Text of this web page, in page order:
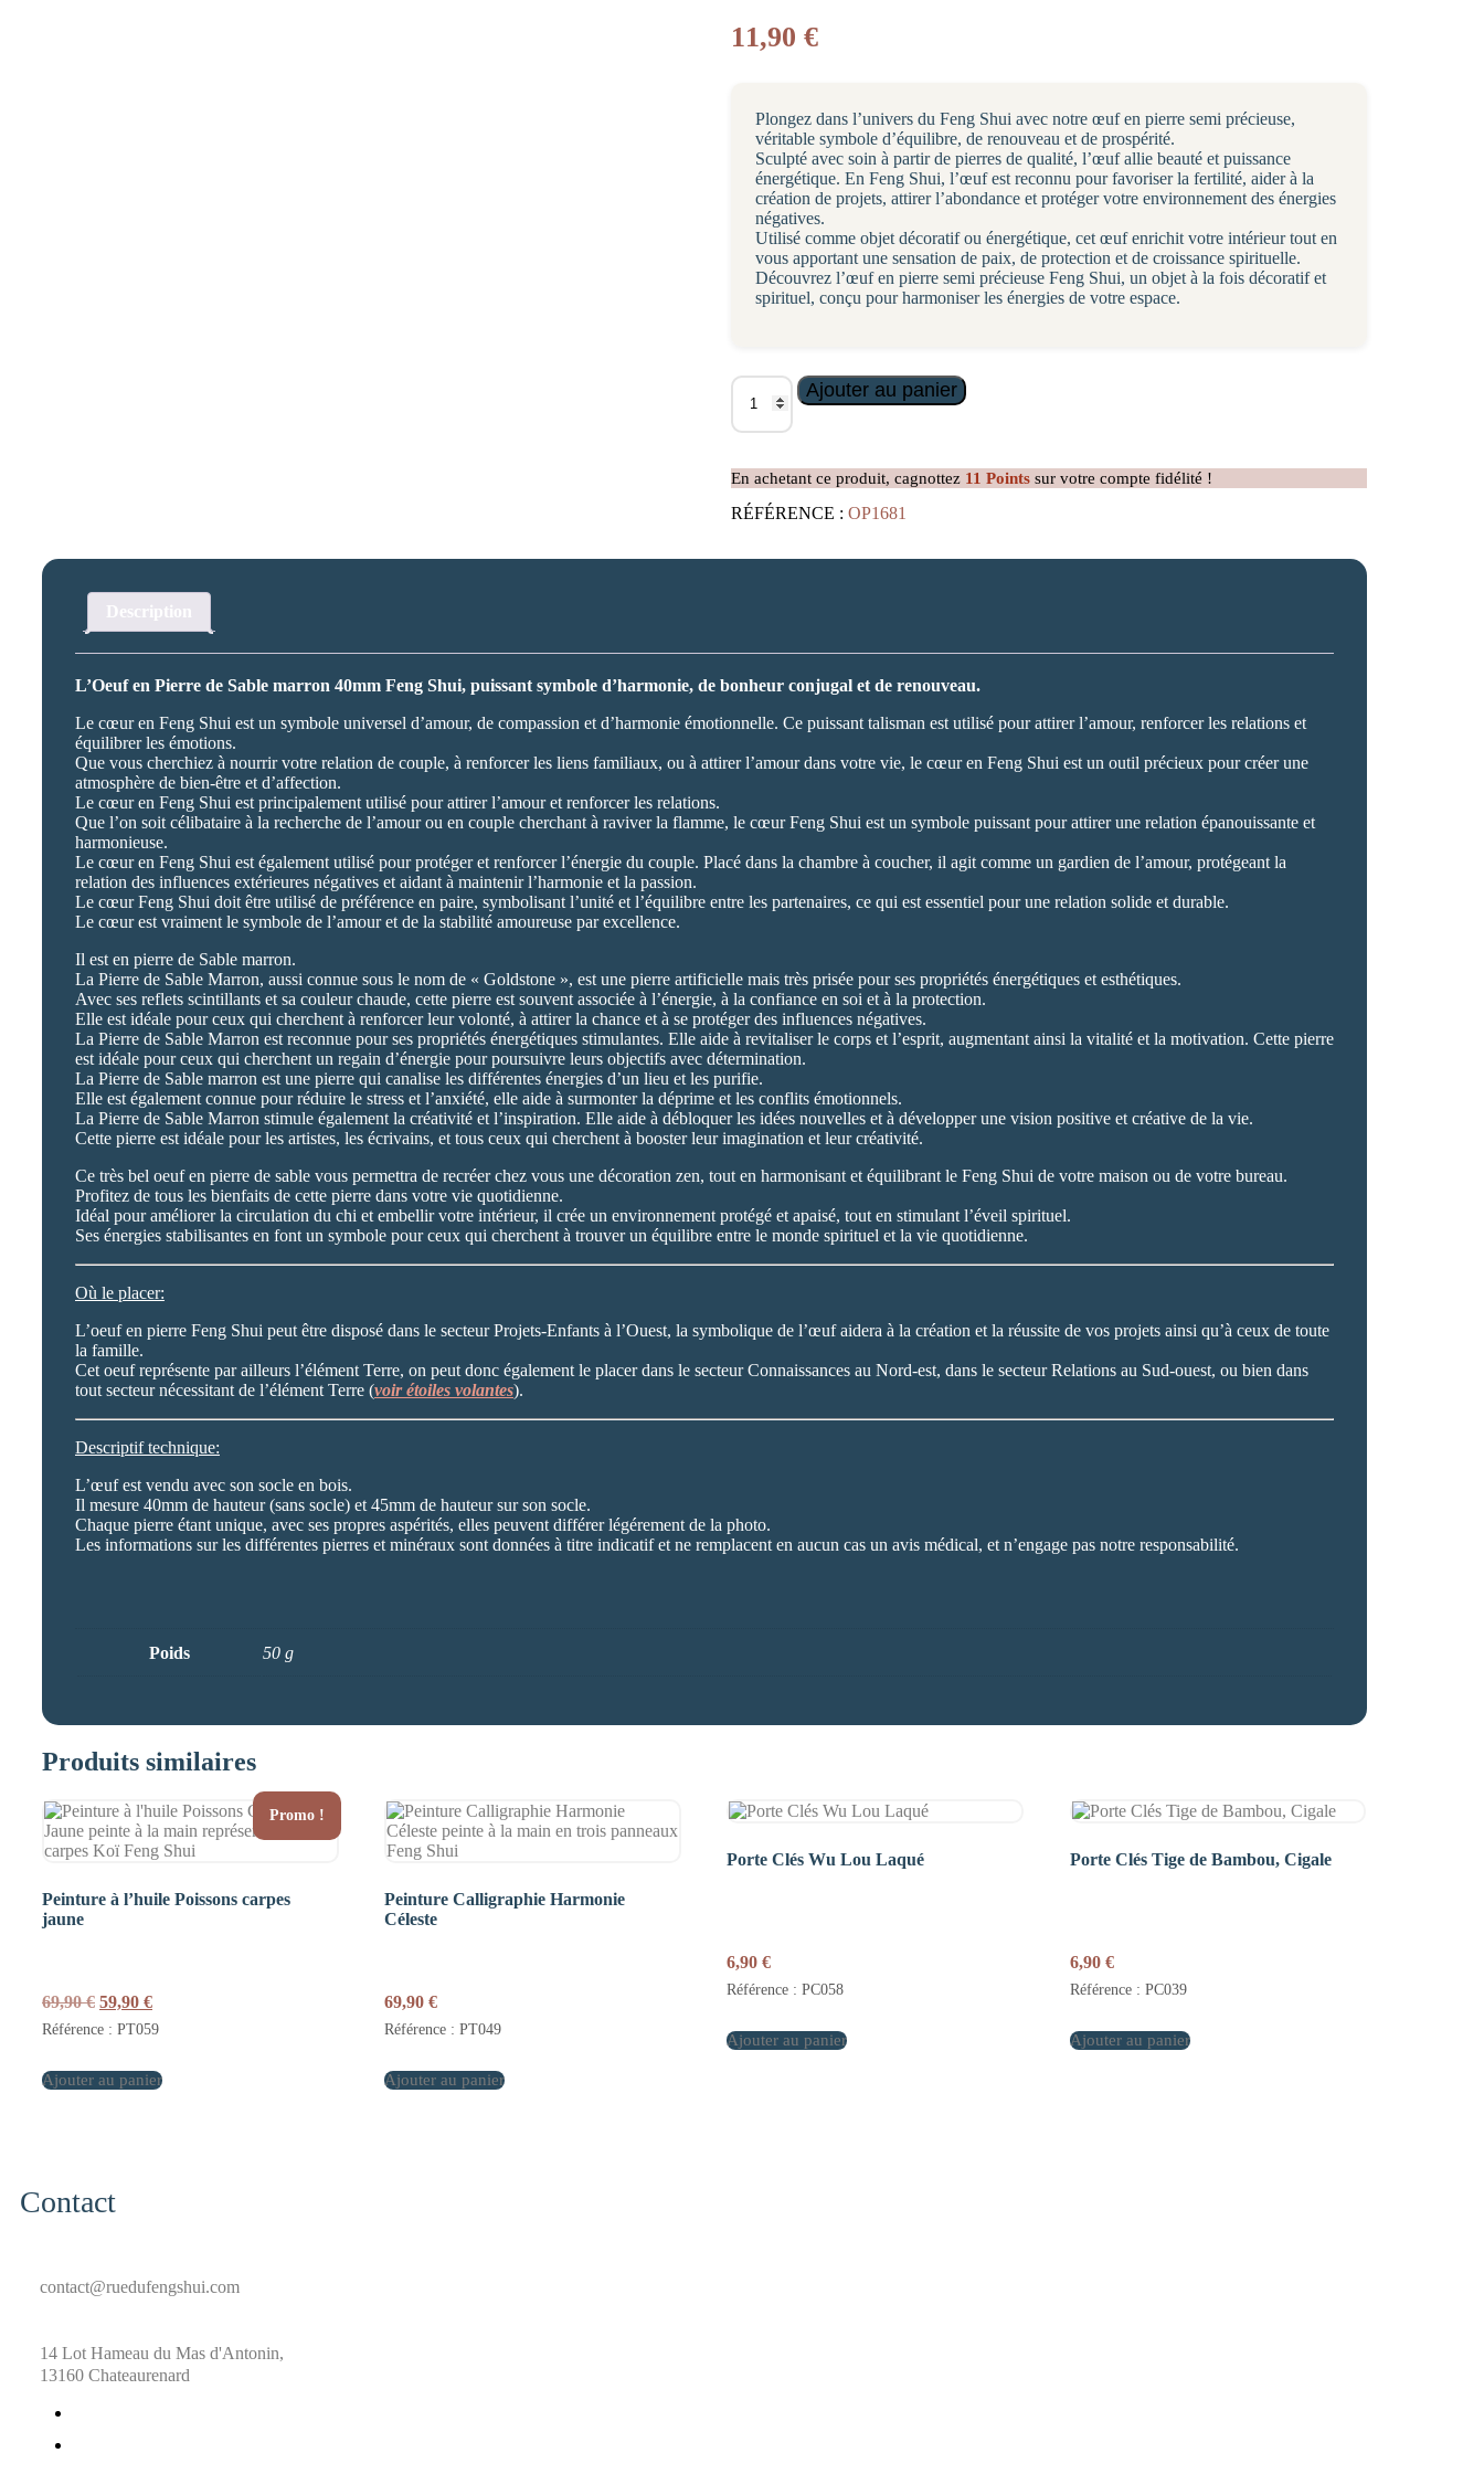
11,90 €
Plongez dans l’univers du Feng Shui avec notre œuf en pierre semi précieuse,
véritable symbole d’équilibre, de renouveau et de prospérité.
Sculpté avec soin à partir de pierres de qualité, l’œuf allie beauté et puissance
énergétique. En Feng Shui, l’œuf est reconnu pour favoriser la fertilité, aider à la
création de projets, attirer l’abondance et protéger votre environnement des énergies
négatives.
Utilisé comme objet décoratif ou énergétique, cet œuf enrichit votre intérieur tout en
vous apportant une sensation de paix, de protection et de croissance spirituelle.
Découvrez l’œuf en pierre semi précieuse Feng Shui, un objet à la fois décoratif et
spirituel, conçu pour harmoniser les énergies de votre espace.
quantité
Oeuf
de
Sable
marron
Ajouter au panier
En achetant ce produit, cagnottez 11 Points sur votre compte fidélité !
RÉFÉRENCE : OP1681
Description
L’Oeuf en Pierre de Sable marron 40mm Feng Shui, puissant symbole d’harmonie, de bonheur conjugal et de renouveau.
Le cœur en Feng Shui est un symbole universel d’amour, de compassion et d’harmonie émotionnelle. Ce puissant talisman est utilisé pour attirer l’amour, renforcer les relations et
équilibrer les émotions.
Que vous cherchiez à nourrir votre relation de couple, à renforcer les liens familiaux, ou à attirer l’amour dans votre vie, le cœur en Feng Shui est un outil précieux pour créer une
atmosphère de bien-être et d’affection.
Le cœur en Feng Shui est principalement utilisé pour attirer l’amour et renforcer les relations.
Que l’on soit célibataire à la recherche de l’amour ou en couple cherchant à raviver la flamme, le cœur Feng Shui est un symbole puissant pour attirer une relation épanouissante et
harmonieuse.
Le cœur en Feng Shui est également utilisé pour protéger et renforcer l’énergie du couple. Placé dans la chambre à coucher, il agit comme un gardien de l’amour, protégeant la
relation des influences extérieures négatives et aidant à maintenir l’harmonie et la passion.
Le cœur Feng Shui doit être utilisé de préférence en paire, symbolisant l’unité et l’équilibre entre les partenaires, ce qui est essentiel pour une relation solide et durable.
Le cœur est vraiment le symbole de l’amour et de la stabilité amoureuse par excellence.
Il est en pierre de Sable marron.
La Pierre de Sable Marron, aussi connue sous le nom de « Goldstone », est une pierre artificielle mais très prisée pour ses propriétés énergétiques et esthétiques.
Avec ses reflets scintillants et sa couleur chaude, cette pierre est souvent associée à l’énergie, à la confiance en soi et à la protection.
Elle est idéale pour ceux qui cherchent à renforcer leur volonté, à attirer la chance et à se protéger des influences négatives.
La Pierre de Sable Marron est reconnue pour ses propriétés énergétiques stimulantes. Elle aide à revitaliser le corps et l’esprit, augmentant ainsi la vitalité et la motivation. Cette pierre
est idéale pour ceux qui cherchent un regain d’énergie pour poursuivre leurs objectifs avec détermination.
La Pierre de Sable marron est une pierre qui canalise les différentes énergies d’un lieu et les purifie.
Elle est également connue pour réduire le stress et l’anxiété, elle aide à surmonter la déprime et les conflits émotionnels.
La Pierre de Sable Marron stimule également la créativité et l’inspiration. Elle aide à débloquer les idées nouvelles et à développer une vision positive et créative de la vie.
Cette pierre est idéale pour les artistes, les écrivains, et tous ceux qui cherchent à booster leur imagination et leur créativité.
Ce très bel oeuf en pierre de sable vous permettra de recréer chez vous une décoration zen, tout en harmonisant et équilibrant le Feng Shui de votre maison ou de votre bureau.
Profitez de tous les bienfaits de cette pierre dans votre vie quotidienne.
Idéal pour améliorer la circulation du chi et embellir votre intérieur, il crée un environnement protégé et apaisé, tout en stimulant l’éveil spirituel.
Ses énergies stabilisantes en font un symbole pour ceux qui cherchent à trouver un équilibre entre le monde spirituel et la vie quotidienne.
Où le placer:
L’oeuf en pierre Feng Shui peut être disposé dans le secteur Projets-Enfants à l’Ouest, la symbolique de l’œuf aidera à la création et la réussite de vos projets ainsi qu’à ceux de toute
la famille.
Cet oeuf représente par ailleurs l’élément Terre, on peut donc également le placer dans le secteur Connaissances au Nord-est, dans le secteur Relations au Sud-ouest, ou bien dans
tout secteur nécessitant de l’élément Terre (voir étoiles volantes).
Descriptif technique:
L’œuf est vendu avec son socle en bois.
Il mesure 40mm de hauteur (sans socle) et 45mm de hauteur sur son socle.
Chaque pierre étant unique, avec ses propres aspérités, elles peuvent différer légérement de la photo.
Les informations sur les différentes pierres et minéraux sont données à titre indicatif et ne remplacent en aucun cas un avis médical, et n’engage pas notre responsabilité.
Poids 50 g
Produits similaires
Promo !
Peinture à l’huile Poissons carpes
jaune
69,90€ Le
prix
initial
69,90 €.
59,90 €Le
prix
actuel
59,90 €.
Référence : PT059
Ajouter au panier
Peinture Calligraphie Harmonie
Céleste
69,90€
Référence : PT049
Ajouter au panier
Porte Clés Wu Lou Laqué
6,90€
Référence : PC058
Ajouter au panier
Porte Clés Tige de Bambou, Cigale
6,90 €
Référence : PC039
Ajouter au panier
Contact
contact@ruedufengshui.com
14 Lot Hameau du Mas d'Antonin,
13160 Chateaurenard